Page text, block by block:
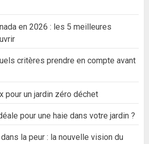
en 2026 : les 5 meilleures
critères prendre en compte avant
pour un jardin zéro déchet
pour une haie dans votre jardin ?
la peur : la nouvelle vision du